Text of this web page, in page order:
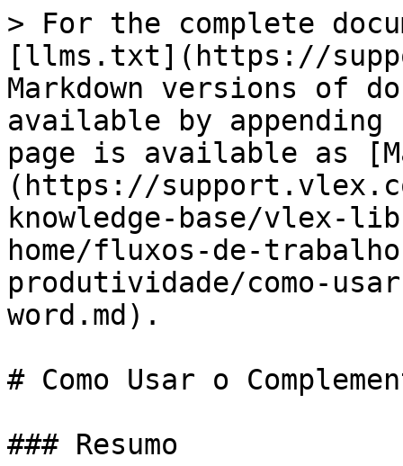
> For the complete
[llms.txt](https://
Markdown versions of
available by
page is available as
(https://
knowledge-base/
home/fluxos-de-
produtividade/como-
word.md).
# Como Usar o
### Resumo